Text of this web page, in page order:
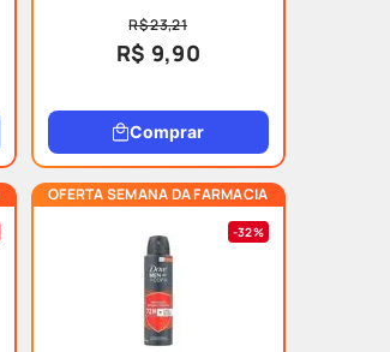
R$ 23,21
R$ 9,90
Comprar
OFERTA SEMANA DA FARMACIA
32%